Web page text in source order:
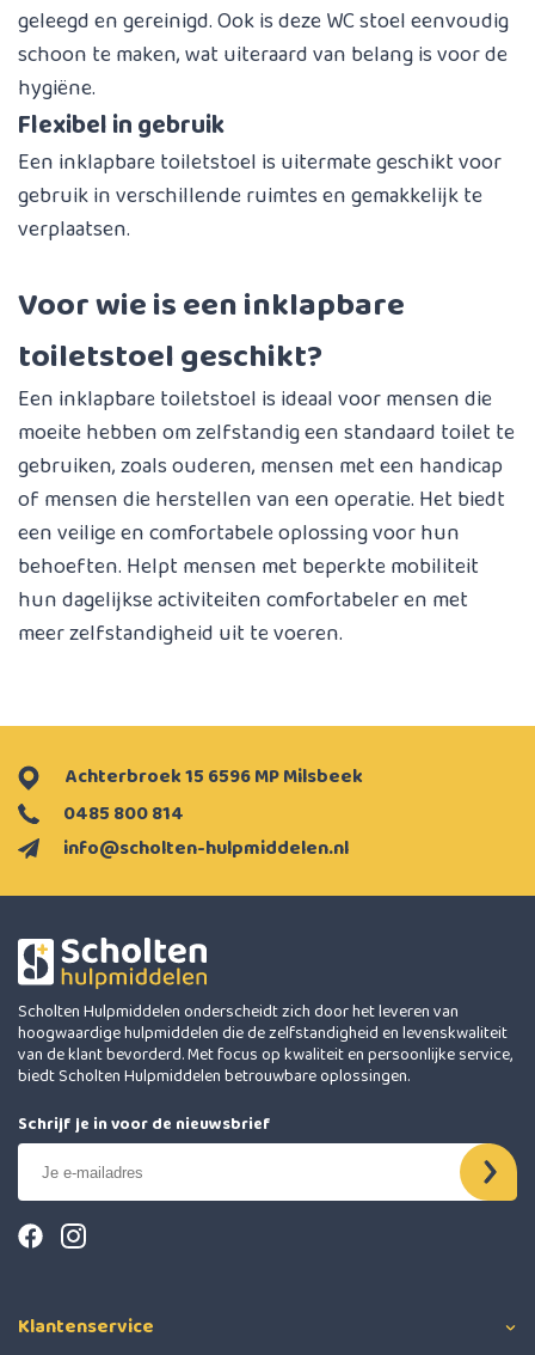
geleegd en gereinigd. Ook is deze WC stoel eenvoudig
schoon te maken, wat uiteraard van belang is voor de
hygiëne.
Flexibel in gebruik
Een inklapbare toiletstoel is uitermate geschikt voor
gebruik in verschillende ruimtes en gemakkelijk te
verplaatsen.
Voor wie is een inklapbare
toiletstoel geschikt?
Een inklapbare toiletstoel is ideaal voor mensen die
moeite hebben om zelfstandig een standaard toilet te
gebruiken, zoals ouderen, mensen met een handicap
of mensen die herstellen van een operatie. Het biedt
een veilige en comfortabele oplossing voor hun
behoeften. Helpt mensen met beperkte mobiliteit
hun dagelijkse activiteiten comfortabeler en met
meer zelfstandigheid uit te voeren.
info@scholten-hulpmiddelen.nl
0485 800 814
Achterbroek 15 6596 MP Milsbeek
Scholten Hulpmiddelen onderscheidt zich door het leveren van
hoogwaardige hulpmiddelen die de zelfstandigheid en levenskwaliteit
van de klant bevorderd. Met focus op kwaliteit en persoonlijke service,
biedt Scholten Hulpmiddelen betrouwbare oplossingen.
Schrijf je in voor de nieuwsbrief
Klantenservice